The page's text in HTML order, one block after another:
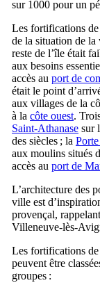
sur 1000 pour un
Les fortifications de
de la situation de la
reste de l’île était
aux besoins
accès au port de
était le point
aux villages de la
à la côte ouest.
Saint-Athanase sur
des siècles ; la
aux moulins situés
accès au port de
L’architecture des
ville est
provençal,
Villeneuve-lès-
Les fortifications de
peuvent être
groupes :